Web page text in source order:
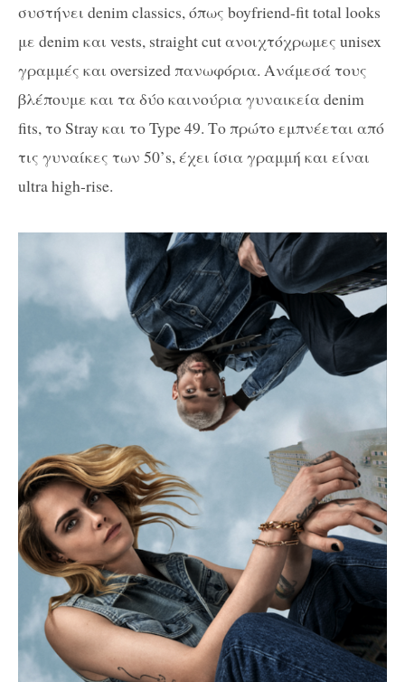
συστήνει denim classics, όπως boyfriend-fit total looks
με denim και vests, straight cut ανοιχτόχρωμες unisex
γραμμές και oversized πανωφόρια. Ανάμεσά τους
βλέπουμε και τα δύο καινούρια γυναικεία denim
fits, το Stray και το Type 49. Το πρώτο εμπνέεται από
τις γυναίκες των 50’s, έχει ίσια γραμμή και είναι
ultra high-rise.